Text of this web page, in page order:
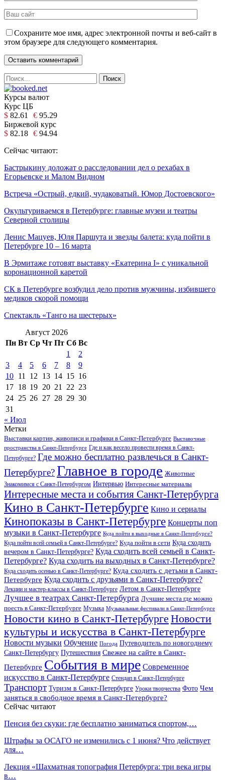
Сохраните мое имя, адрес электронной почты и веб-сайт в
этом браузере для следующего комментария.
Курсы валют
Курс ЦБ
$ 82.61 € 95.29
Биржевой курс
$ 82.18 € 94.94
Сейчас читают:
Бастрыкину доложат о расследовании дел о рехабах в
Егорьевске и Малом Видном
Встреча «Острый, едкий, чудаковатый. Юмор Достоевского»
Окультуриваемся в Петербурге: главные музеи и театры
Северной столицы
Денис Мацуев, Юля Паршута и звезды балета: куда пойти в
Петербурге 10 – 16 марта
В Эрмитаже готовят выставку «Екатерина I» с уникальной
коронационной каретой
СК в Петербурге возбудил дело против мужчины, избившего
медиков скорой помощи
Спектакль «Танго на шестерых»
Август 2026
Пн Вт Ср Чт Пт Сб Вс
1
2
3
4 5 6 7 8
9
10 11 12 13 14 15 16
17 18 19 20 21 22 23
24 25 26 27 28 29 30
31
« Июл
Метки
Выставки картин, живописи и графики в Санкт-Петербурге Выставочные
пространства в Санкт-Петербурге Где и как весело провести время в Санкт-
Петербурге? Где можно бесплатно развлечься в Санкт-
Петербурге?Главное в городе Животные
Знакомимся с Санкт-Петербургом Интервью Интересные материалы
Интересные места и события Санкт-Петербурга
Кино в Санкт-Петербурге Кино и сериалы
Кинопоказы в Санкт-Петербурге Концерты поп
музыки в Санкт-Петербурге Куда пойти в выходные в Санкт-Петербурге?
Куда пойти всей семьей в Санкт-Петербурге? Куда пойти в сети Куда сходить
вечером в Санкт-Петербурге? Куда сходить всей семьей в Санкт-
Петербурге? Куда сходить на выходных в Санкт-Петербурге?
Куда сходить осенью в Санкт-Петербурге? Куда сходить с детьми в Санкт-
Петербурге Куда сходить с друзьями в Санкт-Петербурге?
Лекции и мастер-классы в Санкт-Петербурге Летом в Санкт-Петербурге
Лучшее в театрах Санкт-Петербурга Лучшие места где можно
поесть в Санкт-Петербурге Музыка Музыкальные фестивали в Санкт-Петербурге
Новости кино в Санкт-Петербурге Новости
культуры и искусства в Санкт-Петербурге
Новости музыки Обучение Погода Путеводитель по новогоднему
Санкт-Петербургу Путешествия Свежее на сайте в Санкт-
Петербурге События в мире Современное
искусство в Санкт-Петербурге Стендап в Санкт-Петербурге
Транспорт Туризм в Санкт-Петербурге Уроки творчества Фото Чем
заняться в свободное время в Санкт-Петербурге?
Сейчас читают
Пенсия без скуки: где бесплатно заниматься спортом,…
Штрафы за ОСАГО не изменились с 1 июня? Что действует
для…
Лекция «Шахматная топография Петербурга: три века игры
в…